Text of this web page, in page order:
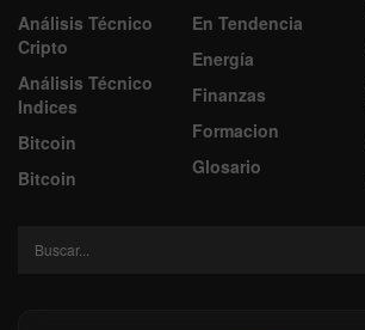
Análisis Técnico
Cripto
Análisis Técnico
Indices
Bitcoin
Bitcoin
En Tendencia
Energía
Finanzas
Formacion
Glosario